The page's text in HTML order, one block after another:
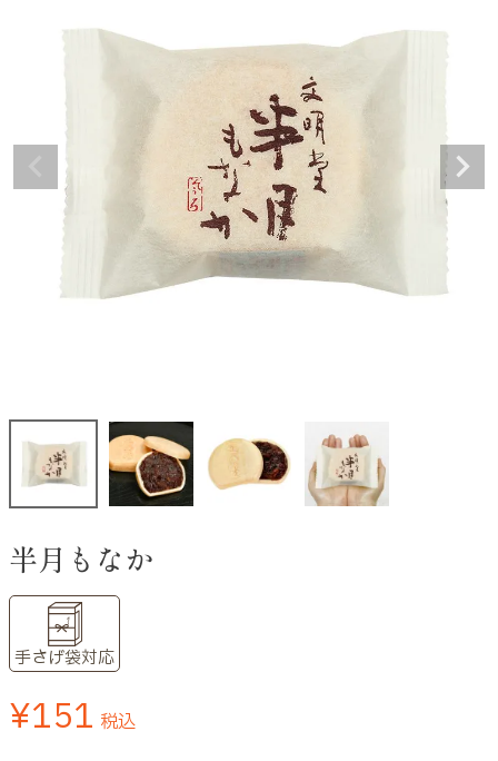
半月もなか
手さげ袋対応
¥151 税込